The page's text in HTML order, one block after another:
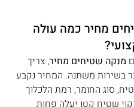
מחיר כמה עולה
מנקה שטיחים מחיר, צריך
בשירות משתנה. המחיר נקבע
סוג החומר, רמת הלכלוך
שטיח קטן יעלה פחות